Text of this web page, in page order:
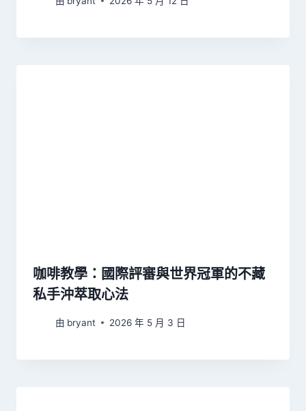
咖啡教學：國際評審與世界冠軍的不藏
私手沖萃取心法
由 bryant 2026 年 5 月 3 日